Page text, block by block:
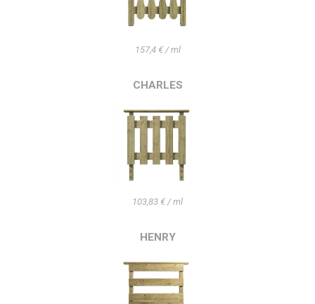
157,4 € / ml
CHARLES
103,83 € / ml
HENRY